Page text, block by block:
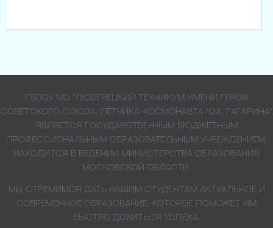
ГБПОУ МО "ЛЮБЕРЕЦКИЙ ТЕХНИКУМ ИМЕНИ ГЕРОЯ
СОВЕТСКОГО СОЮЗА, ЛЁТЧИКА-КОСМОНАВТА Ю.А. ГАГАРИНА"
ЯВЛЯЕТСЯ ГОСУДАРСТВЕННЫМ БЮДЖЕТНЫМ
ПРОФЕССИОНАЛЬНЫМ ОБРАЗОВАТЕЛЬНЫМ УЧРЕЖДЕНИЕМ,
НАХОДИТСЯ В ВЕДЕНИИ МИНИСТЕРСТВА ОБРАЗОВАНИЯ
МОСКОВСКОЙ ОБЛАСТИ.
МЫ СТРЕМИМСЯ ДАТЬ НАШИМ СТУДЕНТАМ АКТУАЛЬНОЕ И
СОВРЕМЕННОЕ ОБРАЗОВАНИЕ, КОТОРОЕ ПОМОЖЕТ ИМ
БЫСТРО ДОБИТЬСЯ УСПЕХА.